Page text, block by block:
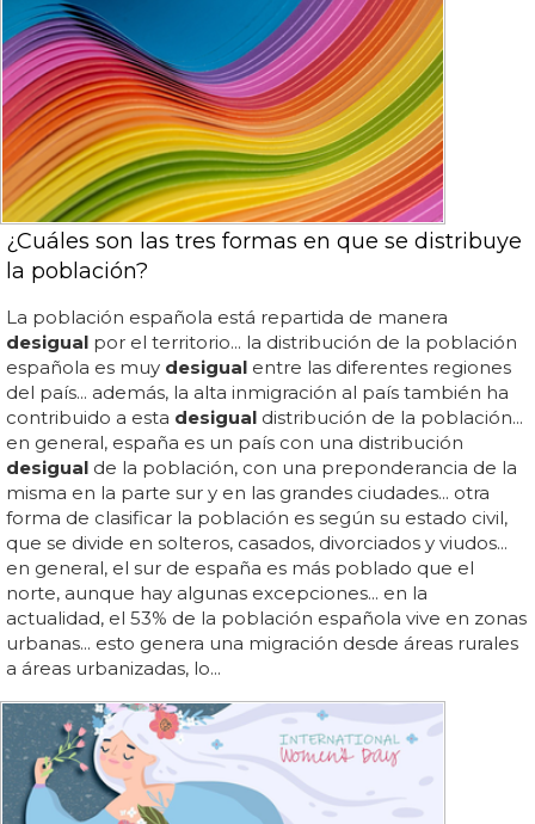
¿Cuáles son las tres formas en que se distribuye
la población?
La población española está repartida de manera
desigual por el territorio... la distribución de la población
española es muy desigual entre las diferentes regiones
del país... además, la alta inmigración al país también ha
contribuido a esta desigual distribución de la población...
en general, españa es un país con una distribución
desigual de la población, con una preponderancia de la
misma en la parte sur y en las grandes ciudades... otra
forma de clasificar la población es según su estado civil,
que se divide en solteros, casados, divorciados y viudos...
en general, el sur de españa es más poblado que el
norte, aunque hay algunas excepciones... en la
actualidad, el 53% de la población española vive en zonas
urbanas... esto genera una migración desde áreas rurales
a áreas urbanizadas, lo...